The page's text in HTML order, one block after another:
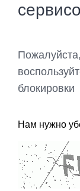
блокировки
Нам нужно